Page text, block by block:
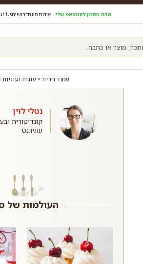
שלח מתכון לווטסאפ שלי אודות סוגתדרושיםUs
עמוד הבית עוגות ועוגיות
נטלי לוין
קונדיטורית
עוגיו.נט
העולמות של